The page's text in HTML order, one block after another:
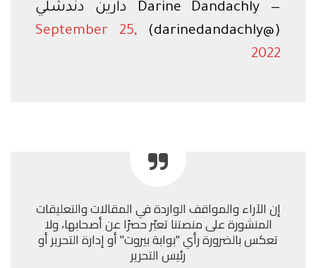
— Darine Dandachly دارين دندشلي
(@darinedandachly)
September 25,
2022
إن الآراء والمواقف الواردة في المقالات والتعليقات
المنشورة على منصتنا تعبّر حصرًا عن أصحابها، ولا
تعكس بالضرورة رأي "بوابة بيروت" أو إدارة التحرير أو
رئيس التحرير